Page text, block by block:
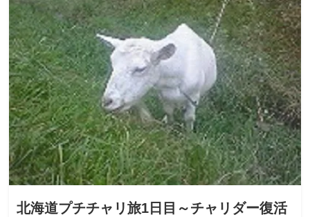
北海道プチチャリ旅1日目～チャリダー復活